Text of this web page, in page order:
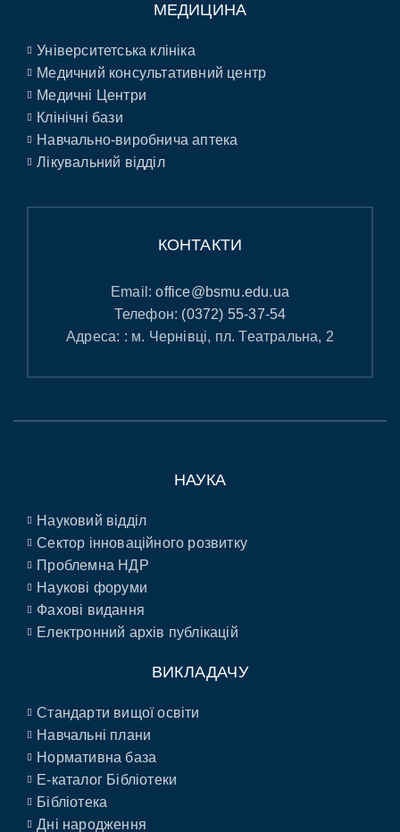
МЕДИЦИНА
Університетська клініка
Медичний консультативний центр
Медичні Центри
Клінічні бази
Навчально-виробнича аптека
Лікувальний відділ
КОНТАКТИ
Email:office@bsmu.edu.ua
Телефон: (0372) 55-37-54
Адреса: : м. Чернівці, пл. Театральна, 2
НАУКА
Науковий відділ
Сектор інноваційного розвитку
Проблемна НДР
Наукові форуми
Фахові видання
Електронний архів публікацій
ВИКЛАДАЧУ
Стандарти вищої освіти
Навчальні плани
Нормативна база
E-каталог Бібліотеки
Бібліотека
Дні народження